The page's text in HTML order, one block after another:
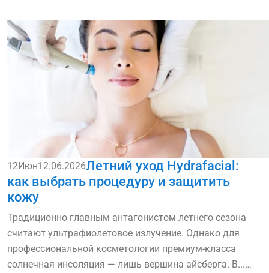
12Июн12.06.2026Летний уход Hydrafacial:
как выбрать процедуру и защитить
кожу
Традиционно главным антагонистом летнего сезона
считают ультрафиолетовое излучение. Однако для
профессиональной косметологии премиум-класса
солнечная инсоляция — лишь вершина айсберга. В...